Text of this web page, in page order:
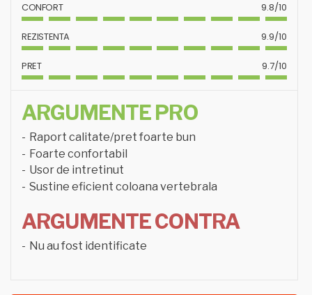
CONFORT 9.8/10
REZISTENTA 9.9/10
PRET 9.7/10
ARGUMENTE PRO
Raport calitate/pret foarte bun
Foarte confortabil
Usor de intretinut
Sustine eficient coloana vertebrala
ARGUMENTE CONTRA
Nu au fost identificate